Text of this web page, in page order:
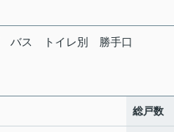
バス トイレ別 勝手口
総戸数